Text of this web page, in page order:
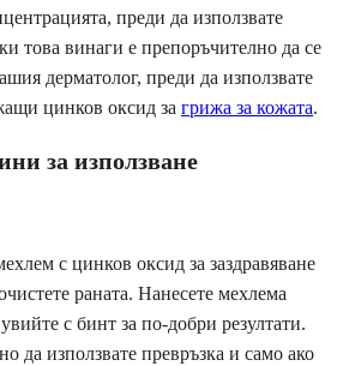
преди да използвате
това винаги е препоръчително да се
дерматолог, преди да използвате
цинков оксид за грижа за кожата.
за използване
с цинков оксид за заздравяване
раната. Нанесете мехлема
с бинт за по-добри резултати.
да използвате превръзка и само ако